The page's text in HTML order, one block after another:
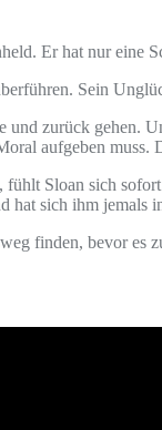
Er hat nur eine
Sein
zurück gehen.
aufgeben
Sloan sich
hat sich ihm jemals
finden, bevor es